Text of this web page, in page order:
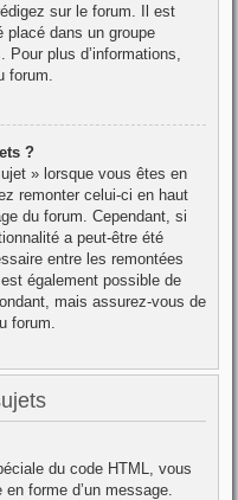
sur le forum. Il est
placé dans un groupe
plus d’informations,
forum.
?
» lorsque vous êtes en
remonter celui-ci en haut
du forum. Cependant, si
a peut-être été
entre les remontées
également possible de
mais assurez-vous de
forum.
du code HTML, vous
forme d’un message.